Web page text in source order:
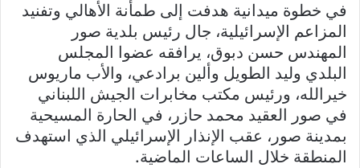
في خطوة ميدانية هدفت إلى طمأنة الأهالي وتفنيد
المزاعم الإسرائيلية، جال رئيس بلدية صور
المهندس حسن دبوق، يرافقه عضوا المجلس
البلدي وليد الطويل وألين برادعي، والأب ماريوس
خيرالله، ورئيس مكتب مخابرات الجيش اللبناني
في صور العقيد محمد حازر، في الحارة المسيحية
بمدينة صور، عقب الإنذار الإسرائيلي الذي استهدف
المنطقة خلال الساعات الماضية.